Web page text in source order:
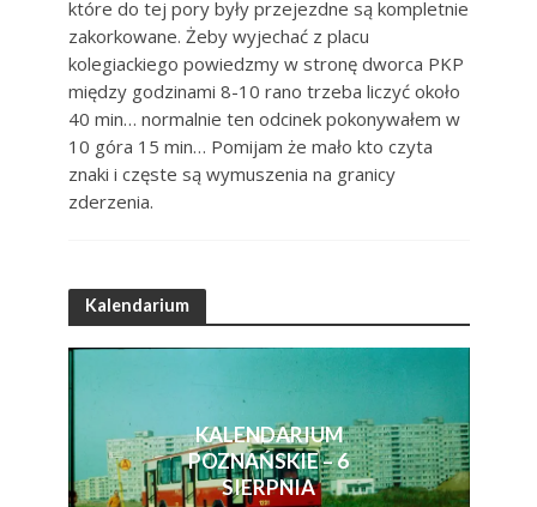
które do tej pory były przejezdne są kompletnie
zakorkowane. Żeby wyjechać z placu
kolegiackiego powiedzmy w stronę dworca PKP
między godzinami 8-10 rano trzeba liczyć około
40 min… normalnie ten odcinek pokonywałem w
10 góra 15 min… Pomijam że mało kto czyta
znaki i częste są wymuszenia na granicy
zderzenia.
Kalendarium
KALENDARIUM
POZNAŃSKIE – 6
SIERPNIA